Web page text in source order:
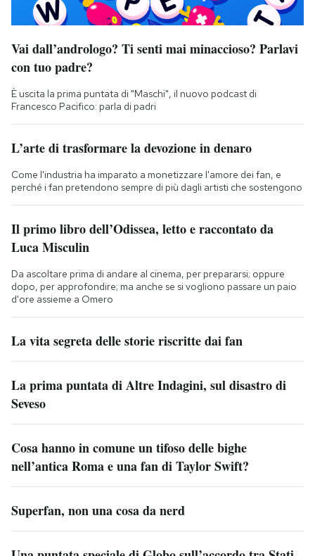
Vai dall’andrologo? Ti senti mai minaccioso? Parlavi
con tuo padre?
È uscita la prima puntata di "Maschi", il nuovo podcast di
Francesco Pacifico: parla di padri
L’arte di trasformare la devozione in denaro
Come l'industria ha imparato a monetizzare l'amore dei fan, e
perché i fan pretendono sempre di più dagli artisti che sostengono
Il primo libro dell’Odissea, letto e raccontato da
Luca Misculin
Da ascoltare prima di andare al cinema, per prepararsi; oppure
dopo, per approfondire; ma anche se si vogliono passare un paio
d'ore assieme a Omero
La vita segreta delle storie riscritte dai fan
La prima puntata di Altre Indagini, sul disastro di
Seveso
Cosa hanno in comune un tifoso delle bighe
nell’antica Roma e una fan di Taylor Swift?
Superfan, non una cosa da nerd